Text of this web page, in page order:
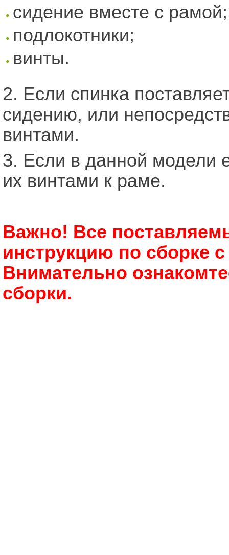
сидение вместе с рамой;
подлокотники;
винты.
2. Если спинка
сидению, или
винтами.
3. Если в данной модели
их винтами к раме.
Важно! Все
инструкцию по сборке
Внимательно
сборки.